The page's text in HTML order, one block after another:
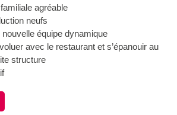
agréable
neufs
nouvelle équipe dynamique
avec le restaurant et s’épanouir au
structure